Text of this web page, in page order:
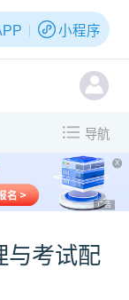
小程序
导航
X
广告
与考试配